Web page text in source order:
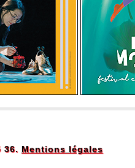
36. Mentions légales